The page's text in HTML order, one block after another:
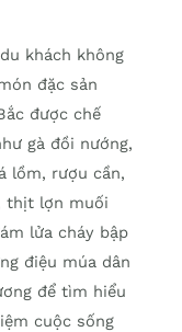
khách không
đặc sản
được chế
gà đồi nướng,
lồm, rượu cần,
thịt lợn muối
lửa cháy bập
điệu múa dân
để tìm hiểu
cuộc sống